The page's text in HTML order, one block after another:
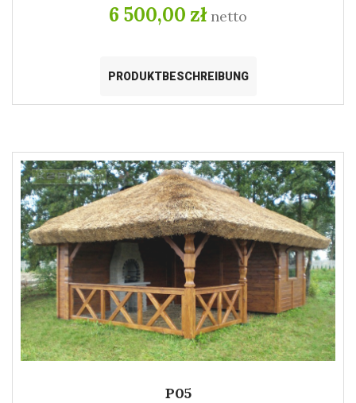
6 500,00 zł netto
PRODUKTBESCHREIBUNG
P05